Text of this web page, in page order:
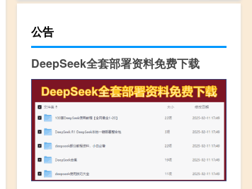
公告
DeepSeek全套部署资料免费下载